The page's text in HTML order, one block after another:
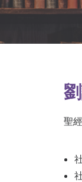
聖